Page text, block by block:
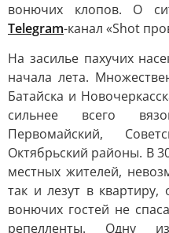
вонючих клопов. О
Telegram-канал «Shot
На засилье пахучих
начала лета.
Батайска и
сильнее всего
Первомайский,
Октябрьский районы. В
местных жителей,
так и лезут в
вонючих гостей не
репелленты. Одну